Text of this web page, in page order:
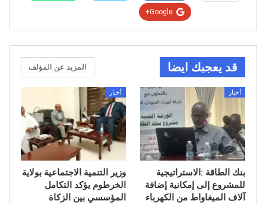
Google+
قد يعجبك ايضا المزيد عن المؤلف
أخبار
بنك الطاقة :الاستراتيجية
للمشروع إلى إمكانية إضافة
آلاف الميغاواط من الكهرباء
أخبار
وزير التنمية الاجتماعية بولاية
الخرطوم يؤكد التكامل
المؤسسي بين الزكاة